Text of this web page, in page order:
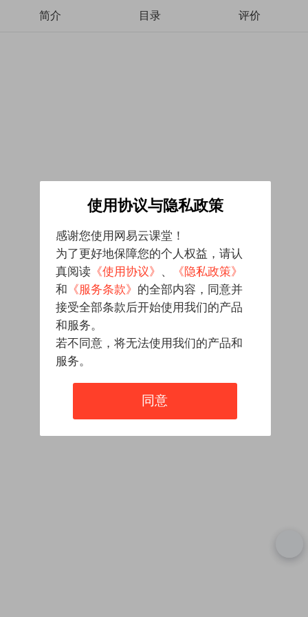
简介 目录 评价
使用协议与隐私政策
感谢您使用网易云课堂！
为了更好地保障您的个人权益，请认
真阅读 《使用协议》 、
《隐私政策》
和 《服务条款》 的全部内容，同意并
接受全部条款后开始使用我们的产品
和服务。
若不同意，将无法使用我们的产品和
服务。
同意